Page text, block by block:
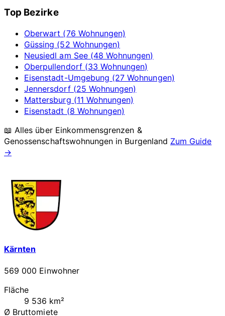
Top Bezirke
Oberwart (76 Wohnungen)
Güssing (52 Wohnungen)
Neusiedl am See (48 Wohnungen)
Oberpullendorf (33 Wohnungen)
Eisenstadt-Umgebung (27 Wohnungen)
Jennersdorf (25 Wohnungen)
Mattersburg (11 Wohnungen)
Eisenstadt (8 Wohnungen)
📖 Alles über Einkommensgrenzen &
Genossenschaftswohnungen in Burgenland Zum Guide
→
Kärnten
569 000 Einwohner
Fläche
9 536 km²
Ø Bruttomiete